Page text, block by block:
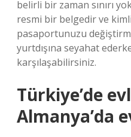
belirli bir zaman sınırı
resmi bir belgedir ve
pasaportunuzu
yurtdışına seyahat
karşılaşabilirsiniz.
Türkiye’de
Almanya’da